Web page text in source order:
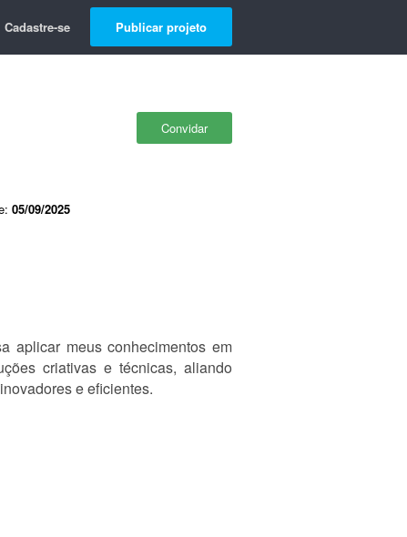
Cadastre-se Publicar projeto
Convidar
05/09/2025
aplicar meus conhecimentos em
criativas e técnicas, aliando
e eficientes.